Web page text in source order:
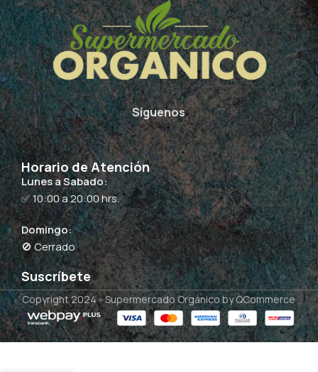
Síguenos
Horario de Atención
Lunes a Sabado:
✅ 10:00 a 20:00 hrs.
Domingo:
🚫 Cerrado
Suscríbete
Copyright 2024 -Supermercado Orgánico by QCommerce